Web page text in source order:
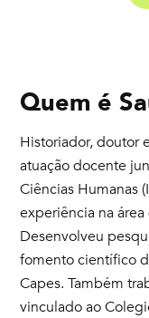
Quem é
Historiador, doutor
atuação docente
Ciências Humanas
experiência na
Desenvolveu
fomento científico
Capes. Também
vinculado ao